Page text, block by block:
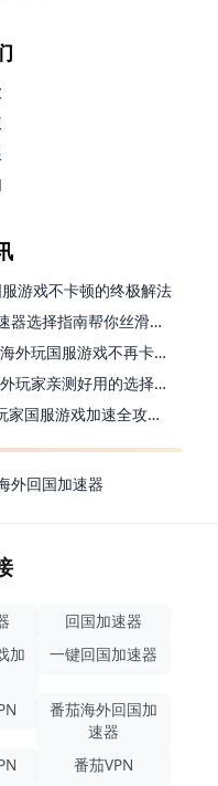
游戏不卡顿的终极解法
海外党打枪神纪卡成PPT？这篇加速器选择指南帮你丝滑上分
美国打我的起源加速器下载指南：海外玩国服游戏不再卡的终极方案
江南百景图国外加速器有哪些？海外玩家亲测好用的选择与避坑指南
去国外能打王国保卫战4吗？海外玩家国服游戏加速全攻略（附公主连结幻想江湖实测）
外回国加速器
回国加速器
加
一键回国加速器
番茄海外回国加
速器
番茄VPN